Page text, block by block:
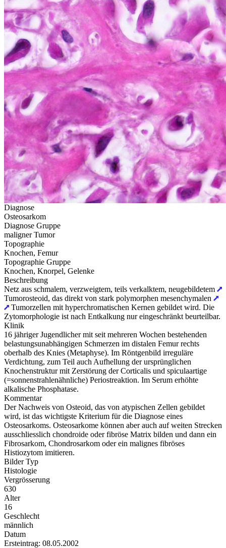
Diagnose
Osteosarkom
Diagnose Gruppe
maligner Tumor
Topographie
Knochen, Femur
Topographie Gruppe
Knochen, Knorpel, Gelenke
Beschreibung
Netz aus schmalem, verzweigtem, teils verkalktem, neugebildetem
Tumorosteoid, das direkt von stark polymorphen mesenchymalen
Tumorzellen mit hyperchromatischen Kernen gebildet wird. Die
Zytomorphologie ist nach Entkalkung nur eingeschränkt beurteilbar.
Klinik
16 jähriger Jugendlicher mit seit mehreren Wochen bestehenden
belastungsunabhängigen Schmerzen im distalen Femur rechts
oberhalb des Knies (Metaphyse). Im Röntgenbild irreguläre
Verdichtung, zum Teil auch Aufhellung der ursprünglichen
Knochenstruktur mit Zerstörung der Corticalis und spiculaartige
(=sonnenstrahlenähnliche) Periostreaktion. Im Serum erhöhte
alkalische Phosphatase.
Kommentar
Der Nachweis von Osteoid, das von atypischen Zellen gebildet
wird, ist das wichtigste Kriterium für die Diagnose eines
Osteosarkoms. Osteosarkome können aber auch auf weiten Strecken
ausschliesslich chondroide oder fibröse Matrix bilden und dann ein
Fibrosarkom, Chondrosarkom oder ein malignes fibröses
Histiozytom imitieren.
Bilder Typ
Histologie
Vergrösserung
630
Alter
16
Geschlecht
männlich
Datum
Ersteintrag: 08.05.2002